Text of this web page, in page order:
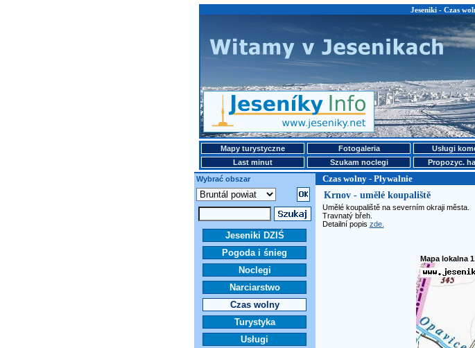
Jeseniki - Czas
Mapy turystyczne Fotogaleria Usługi
Last minut
Szukam noclegi Propozyc.
Wybrać obszar
Czas wolny - Pływalnie
Jeseniki DZIŚ
Pogoda i śnieg
Noclegi
Narciarstwo
Czas wolny
Turystyka
Usługi
Krnov - umělé koupaliště
Umělé koupaliště na severním okraji města.
Travnatý břeh.
Detailní popis zde.
Mapa lokalna